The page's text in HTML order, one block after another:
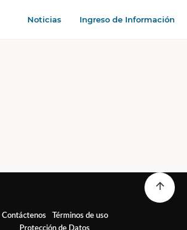
Noticias Ingreso de Información
Contáctenos
Términos de uso